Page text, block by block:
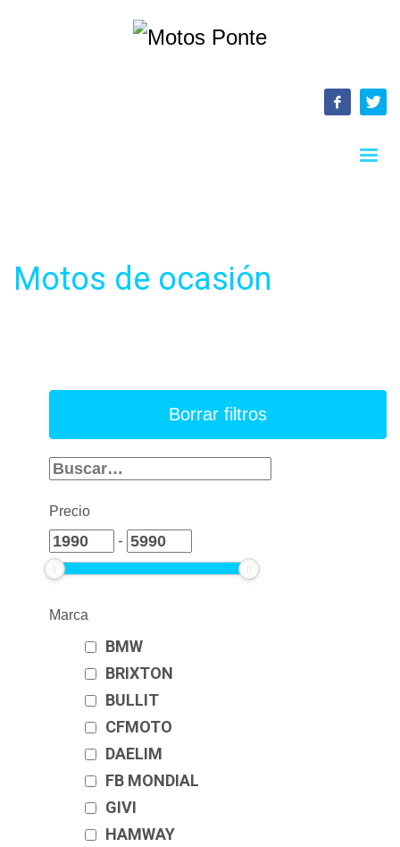
Motos de ocasión
Precio
-
Marca
BMW
BRIXTON
BULLIT
CFMOTO
DAELIM
FB MONDIAL
GIVI
HAMWAY